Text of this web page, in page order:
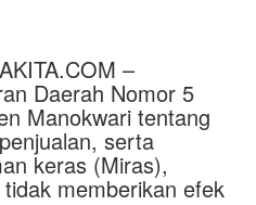
–
Daerah Nomor 5
Manokwari tentang
serta
keras (Miras),
memberikan efek